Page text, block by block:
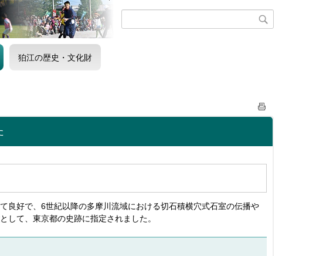
狛江の歴史・文化財
良好で、6世紀以降の多摩川流域における切石積横穴式石室の伝播や
して、東京都の史跡に指定されました。